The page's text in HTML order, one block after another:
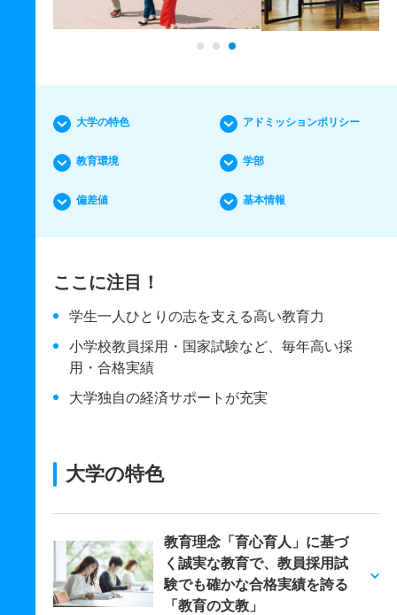
大学の特色 アドミッションポリシー
教育環境 学部
偏差値 基本情報
ここに注目！
学生一人ひとりの志を支える高い教育力
小学校教員採用・国家試験など、毎年高い採
用・合格実績
大学独自の経済サポートが充実
大学の特色
教育理念「育心育人」に基づ
く誠実な教育で、教員採用試
験でも確かな合格実績を誇る
「教育の文教」